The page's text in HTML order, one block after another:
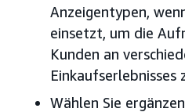
Anzeigentypen,
einsetzt, um die
Kunden an
Einkaufserlebnisses
Wählen Sie